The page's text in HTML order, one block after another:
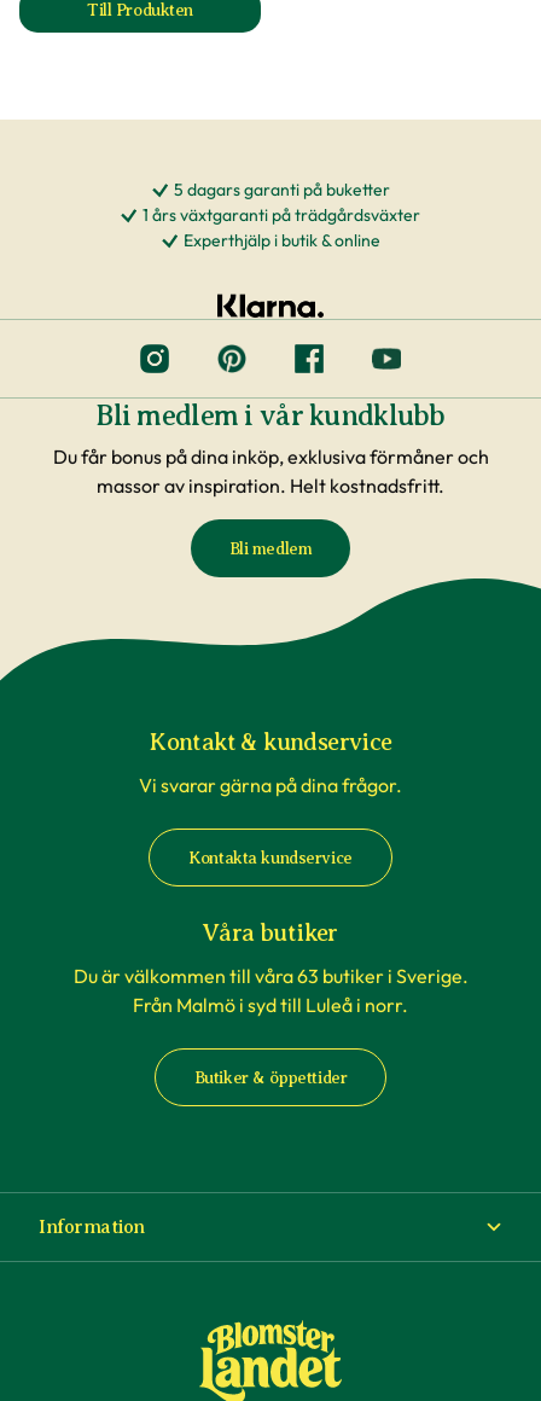
Till Produkten
till Granstör produktsida
5 dagars garanti på buketter
1 års växtgaranti på trädgårdsväxter
Experthjälp i butik & online
Bli medlem i vår kundklubb
Du får bonus på dina inköp, exklusiva förmåner och
massor av inspiration. Helt kostnadsfritt.
Bli medlem
Kontakt & kundservice
Vi svarar gärna på dina frågor.
Kontakta kundservice
Våra butiker
Du är välkommen till våra 63 butiker i Sverige.
Från Malmö i syd till Luleå i norr.
Butiker & öppettider
Information
Köp- och leveransvillkor